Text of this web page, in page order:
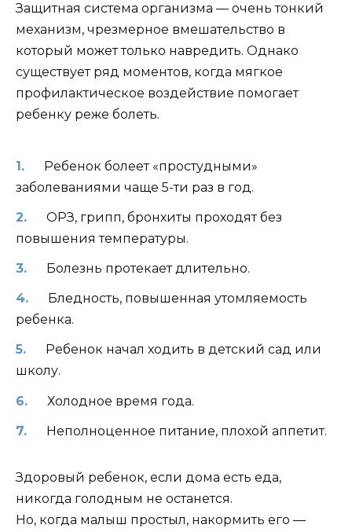
Защитная система организма — очень тонкий
механизм, чрезмерное вмешательство в
который может только навредить. Однако
существует ряд моментов, когда мягкое
профилактическое воздействие помогает
ребенку реже болеть.
Ребенок болеет «простудными»
заболеваниями чаще 5-ти раз в год.
ОРЗ, грипп, бронхиты проходят без
повышения температуры.
Болезнь протекает длительно.
Бледность, повышенная утомляемость
ребенка.
Ребенок начал ходить в детский сад или
школу.
Холодное время года.
Неполноценное питание, плохой аппетит.
Здоровый ребенок, если дома есть еда,
никогда голодным не останется.
Но, когда малыш простыл, накормить его —